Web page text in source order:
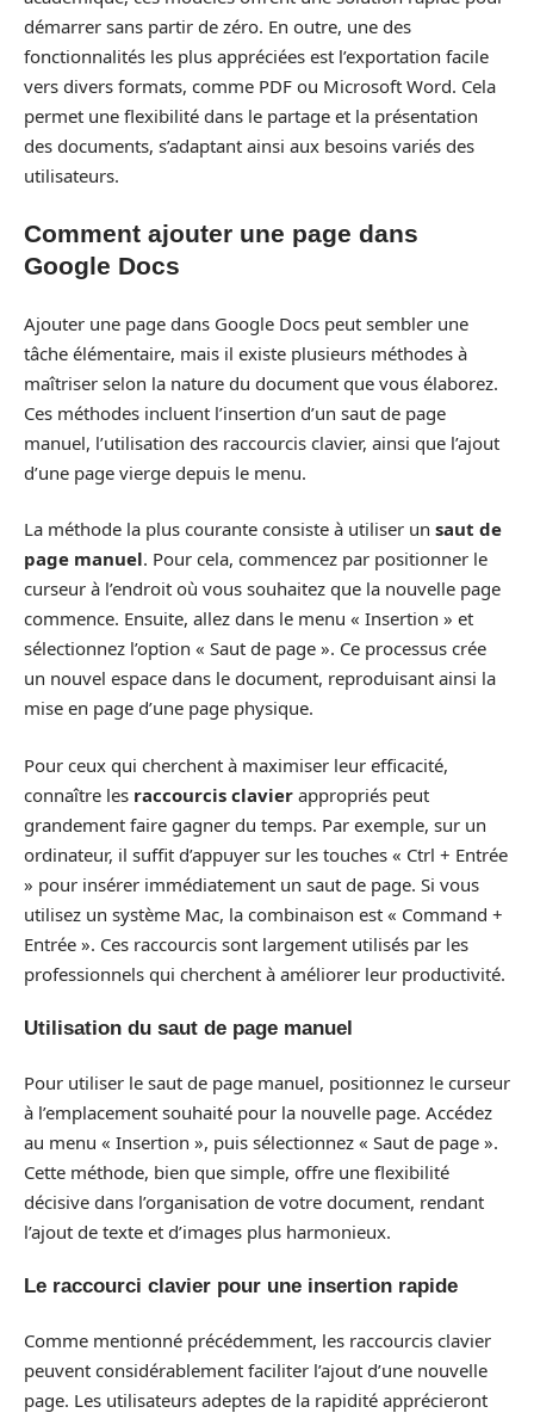
démarrer sans partir de zéro. En outre, une des
fonctionnalités les plus appréciées est l’exportation facile
vers divers formats, comme PDF ou Microsoft Word. Cela
permet une flexibilité dans le partage et la présentation
des documents, s’adaptant ainsi aux besoins variés des
utilisateurs.
Comment ajouter une page dans
Google Docs
Ajouter une page dans Google Docs peut sembler une
tâche élémentaire, mais il existe plusieurs méthodes à
maîtriser selon la nature du document que vous élaborez.
Ces méthodes incluent l’insertion d’un saut de page
manuel, l’utilisation des raccourcis clavier, ainsi que l’ajout
d’une page vierge depuis le menu.
La méthode la plus courante consiste à utiliser un saut de
page manuel. Pour cela, commencez par positionner le
curseur à l’endroit où vous souhaitez que la nouvelle page
commence. Ensuite, allez dans le menu « Insertion » et
sélectionnez l’option « Saut de page ». Ce processus crée
un nouvel espace dans le document, reproduisant ainsi la
mise en page d’une page physique.
Pour ceux qui cherchent à maximiser leur efficacité,
connaître les raccourcis clavier appropriés peut
grandement faire gagner du temps. Par exemple, sur un
ordinateur, il suffit d’appuyer sur les touches « Ctrl + Entrée
» pour insérer immédiatement un saut de page. Si vous
utilisez un système Mac, la combinaison est « Command +
Entrée ». Ces raccourcis sont largement utilisés par les
professionnels qui cherchent à améliorer leur productivité.
Utilisation du saut de page manuel
Pour utiliser le saut de page manuel, positionnez le curseur
à l’emplacement souhaité pour la nouvelle page. Accédez
au menu « Insertion », puis sélectionnez « Saut de page ».
Cette méthode, bien que simple, offre une flexibilité
décisive dans l’organisation de votre document, rendant
l’ajout de texte et d’images plus harmonieux.
Le raccourci clavier pour une insertion rapide
Comme mentionné précédemment, les raccourcis clavier
peuvent considérablement faciliter l’ajout d’une nouvelle
page. Les utilisateurs adeptes de la rapidité apprécieront